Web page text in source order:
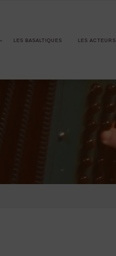
LES BASALTIQUES LES ACTEURS